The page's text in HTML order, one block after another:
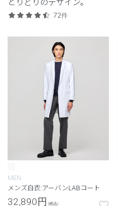
72件
MEN
メンズ白衣:アーバンLABコート
32,890円 (税込)